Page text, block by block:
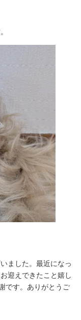
ました。最近になっ
迎えできたこと嬉し
です。ありがとうご